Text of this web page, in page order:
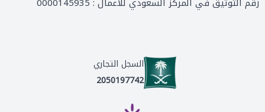
السجل التجاري
2050197742